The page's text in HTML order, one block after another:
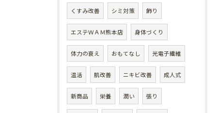
くすみ改善 シミ対策 飾り
エステＷＡＭ熊本店 身体づくり
体力の衰え おもてなし 光電子繊維
温活 肌改善 ニキビ改善 成人式
新商品 栄養 潤い 張り